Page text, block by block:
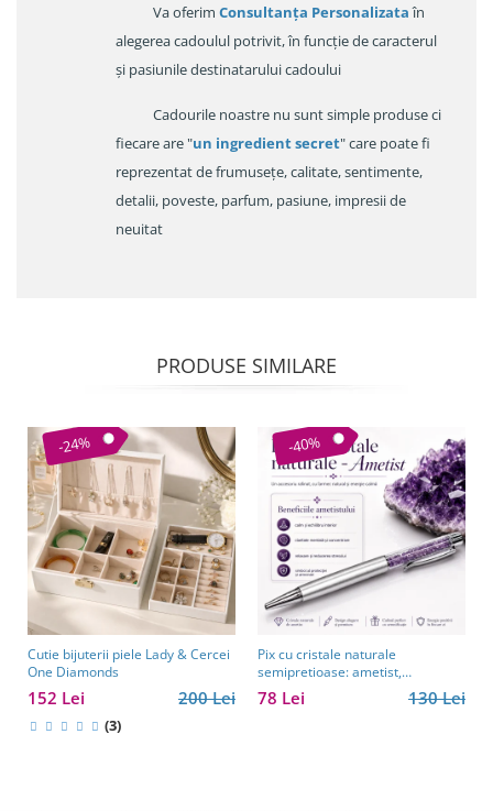
Va oferim Consultanța Personalizataîn
alegerea cadoulul potrivit, în funcție de caracterul
și pasiunile destinatarului cadoului
Cadourile noastre nu sunt simple produse ci
fiecare are "un ingredient secret" care poate fi
reprezentat de frumusețe, calitate, sentimente,
detalii, poveste, parfum, pasiune, impresii de
neuitat
PRODUSE SIMILARE
-24%
Cutie bijuterii piele Lady & Cercei
One Diamonds
200 Lei
152 Lei
(3)
-40%
Pix cu cristale naturale
semipretioase: ametist,
aventurin, lapis lazuli, ochi de
tigru, citrin și cuarț roz
130 Lei
78 Lei